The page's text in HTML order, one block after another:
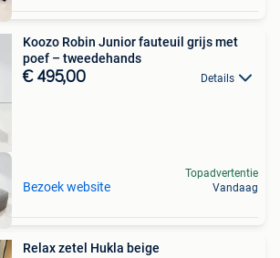
Koozo Robin Junior fauteuil grijs met
poef – tweedehands
€ 495,00 Details
Bezoek website
Topadvertentie
Vandaag
Relax zetel Hukla beige